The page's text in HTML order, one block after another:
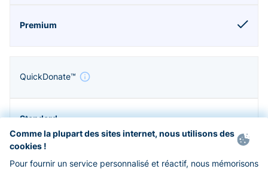
QuickDonate™
Comme la plupart des sites internet, nous utilisons des
cookies !
Pour fournir un service personnalisé et réactif, nous mémorisons